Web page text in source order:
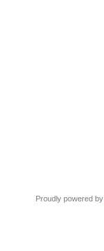
Proudly powered by